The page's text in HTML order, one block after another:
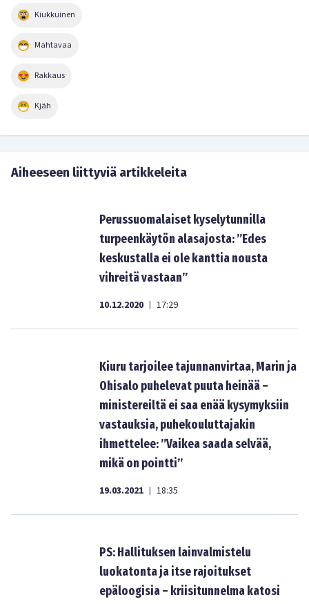
Kiukkuinen
Mahtavaa
Rakkaus
Kjäh
Aiheeseen liittyviä artikkeleita
Perussuomalaiset kyselytunnilla
turpeenkäytön alasajosta: ”Edes
keskustalla ei ole kanttia nousta
vihreitä vastaan”
10.12.2020 | 17:29
Kiuru tarjoilee tajunnanvirtaa, Marin ja
Ohisalo puhelevat puuta heinää –
ministereiltä ei saa enää kysymyksiin
vastauksia, puhekouluttajakin
ihmettelee: ”Vaikea saada selvää,
mikä on pointti”
19.03.2021 | 18:35
PS: Hallituksen lainvalmistelu
luokatonta ja itse rajoitukset
epäloogisia – kriisitunnelma katosi